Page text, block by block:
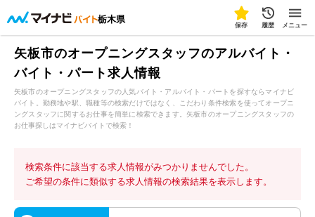
栃木県
保存 履歴 メニュー
矢板市のオープニングスタッフのアルバイト・
バイト・パート求人情報
矢板市のオープニングスタッフの人気バイト・アルバイト・パートを探すならマイナビ
バイト。勤務地や駅、職種等の検索だけではなく、こだわり条件検索を使ってオープニ
ングスタッフに関するお仕事を簡単に検索できます。矢板市のオープニングスタッフの
お仕事探しはマイナビバイトで検索！
検索条件に該当する求人情報がみつかりませんでした。
ご希望の条件に類似する求人情報の検索結果を表示します。